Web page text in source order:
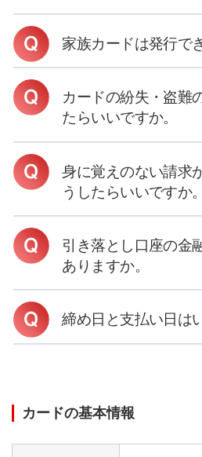
家族カードは発行で
カードの紛失・盗難
たらいいですか。
身に覚えのない請求
うしたらいいですか。
引き落とし口座の金
ありますか。
締め日と支払い日は
カードの基本情報